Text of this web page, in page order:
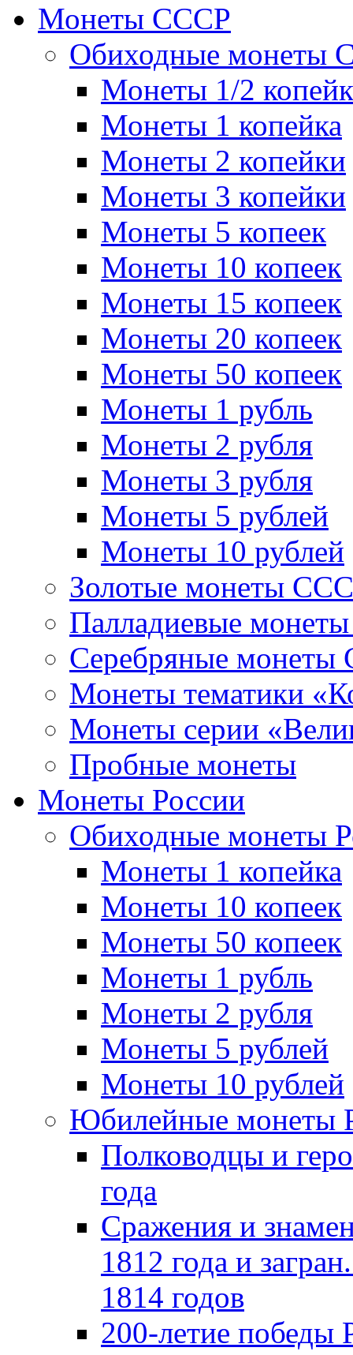
Монеты СССР
Обиходные монеты
Монеты 1/2
Монеты 1 копейка
Монеты 2 копейки
Монеты 3 копейки
Монеты 5 копеек
Монеты 10 копеек
Монеты 15 копеек
Монеты 20 копеек
Монеты 50 копеек
Монеты 1 рубль
Монеты 2 рубля
Монеты 3 рубля
Монеты 5 рублей
Монеты 10 рублей
Золотые монеты
Палладиевые
Серебряные монеты
Монеты тематики
Монеты серии
Пробные монеты
Монеты России
Обиходные монеты
Монеты 1 копейка
Монеты 10 копеек
Монеты 50 копеек
Монеты 1 рубль
Монеты 2 рубля
Монеты 5 рублей
Монеты 10 рублей
Юбилейные монеты
Полководцы и
года
Сражения и
1812 года и
1814 годов
200-летие победы